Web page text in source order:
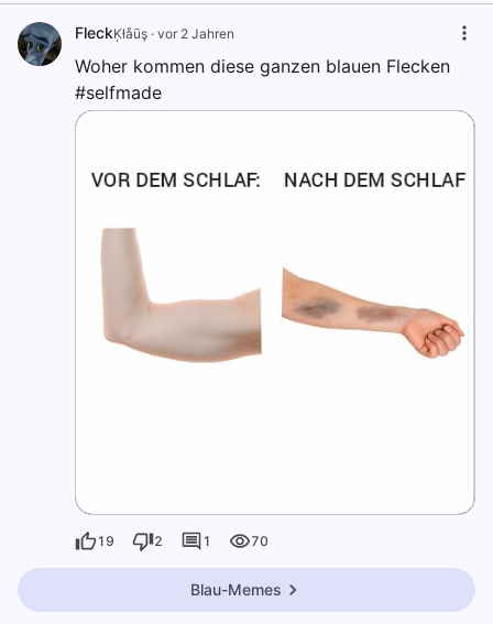
FleckĶłåūş · vor 2 Jahren
Woher kommen diese ganzen blauen Flecken
#selfmade
19 2 1 70
Blau-Memes